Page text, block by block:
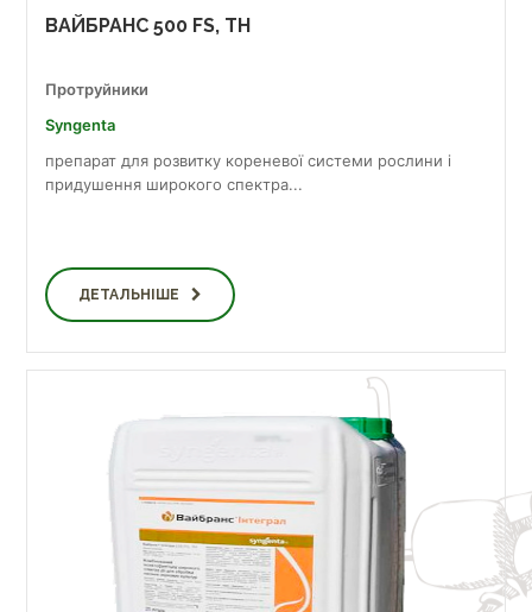
ВАЙБРАНС 500 FS, TH
Протруйники
Syngenta
препарат для розвитку кореневої системи рослини і
придушення широкого спектра...
ДЕТАЛЬНІШЕ